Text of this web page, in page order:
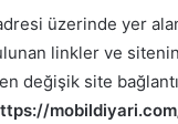
üzerinde yer
linkler ve
değişik site